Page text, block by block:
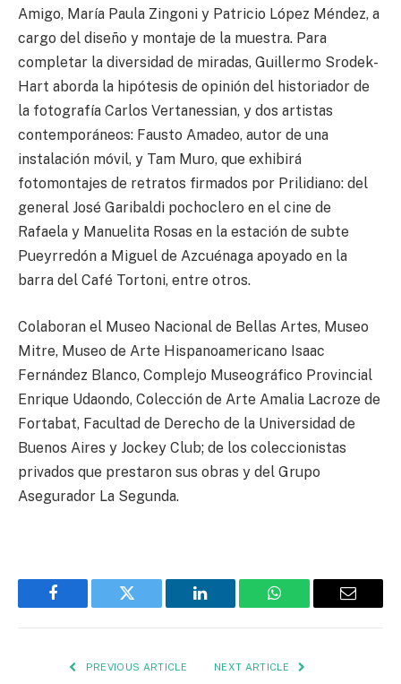
Amigo, María Paula Zingoni y Patricio López Méndez, a
cargo del diseño y montaje de la muestra. Para
completar la diversidad de miradas, Guillermo Srodek-
Hart aborda la hipótesis de opinión del historiador de
la fotografía Carlos Vertanessian, y dos artistas
contemporáneos: Fausto Amadeo, autor de una
instalación móvil, y Tam Muro, que exhibirá
fotomontajes de retratos firmados por Prilidiano: del
general José Garibaldi pochoclero en el cine de
Rafaela y Manuelita Rosas en la estación de subte
Pueyrredón a Miguel de Azcuénaga apoyado en la
barra del Café Tortoni, entre otros.
Colaboran el Museo Nacional de Bellas Artes, Museo
Mitre, Museo de Arte Hispanoamericano Isaac
Fernández Blanco, Complejo Museográfico Provincial
Enrique Udaondo, Colección de Arte Amalia Lacroze de
Fortabat, Facultad de Derecho de la Universidad de
Buenos Aires y Jockey Club; de los coleccionistas
privados que prestaron sus obras y del Grupo
Asegurador La Segunda.
Facebook Twitter LinkedIn WhatsApp Email
PREVIOUS ARTICLE NEXT ARTICLE